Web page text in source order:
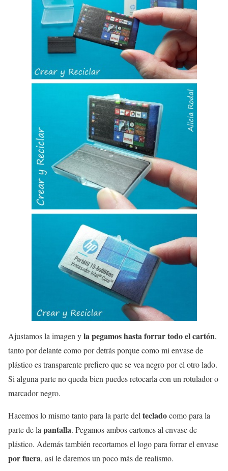
Ajustamos la imagen yla pegamos hasta forrar todo el cartón,
tanto por delante como por detrás porque como mi envase de
plástico es transparente prefiero que se vea negro por el otro lado.
Si alguna parte no queda bien puedes retocarla con un rotulador o
marcador negro.
Hacemos lo mismo tanto para la parte deltecladocomo para la
parte de lapantalla. Pegamos ambos cartones al envase de
plástico. Además también recortamos el logo para forrar el envase
por fuera, así le daremos un poco más de realismo.